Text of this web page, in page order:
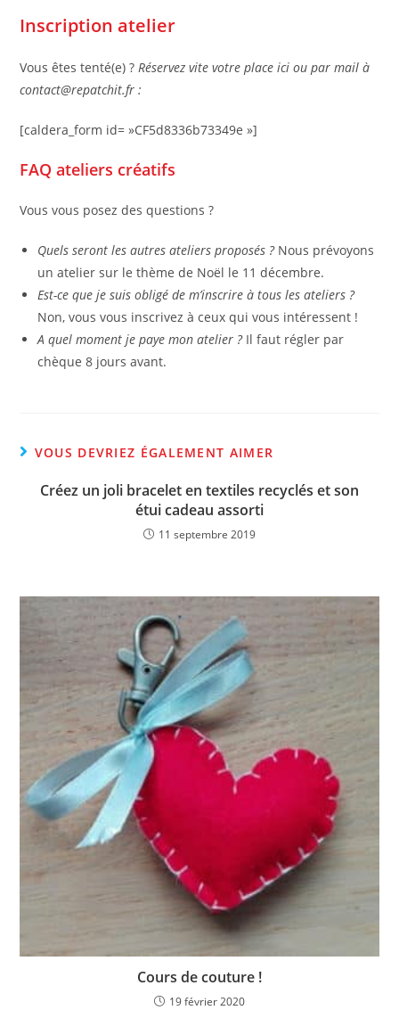
Inscription atelier
Vous êtes tenté(e) ?Réservez vite votre place ici ou par mail à
contact@repatchit.fr :
[caldera_form id= »CF5d8336b73349e »]
FAQ ateliers créatifs
Vous vous posez des questions ?
Quels seront les autres ateliers proposés ?Nous prévoyons
un atelier sur le thème de Noël le 11 décembre.
Est-ce que je suis obligé de m’inscrire à tous les ateliers ?
Non, vous vous inscrivez à ceux qui vous intéressent !
A quel moment je paye mon atelier ?Il faut régler par
chèque 8 jours avant.
VOUS DEVRIEZ ÉGALEMENT AIMER
Créez un joli bracelet en textiles recyclés et son
étui cadeau assorti
11 septembre 2019
Cours de couture !
19 février 2020